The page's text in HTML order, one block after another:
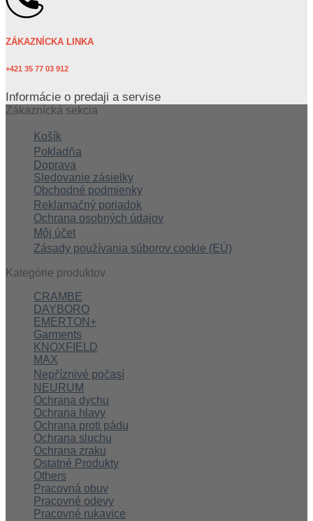
ZÁKAZNÍCKA LINKA
+421 35 77 03 912
Informácie o predaji a servise
Zákaznícká sekcia
Košík
Pokladňa
Doprava
Sledovanie zásielky
Obchodné podmienky
Reklamačný poriadok
Ochrana osobných údajov
Môj účet
Zásady používania súborov cookie (EÚ)
Kategórie produktov
CRAMBE
DAYBORO
EMERTON+
Garments
KNOXFIELD
MAX
Nepříznivé počasí
NEURUM
Ochrana dychu
Ochrana hlavy
Ochrana proti pádu
Ochrana sluchu
Ochrana zraku
Ostatné Produkty
Others
Pracovná obuv
Pracovné odevy
Pracovné rukavice